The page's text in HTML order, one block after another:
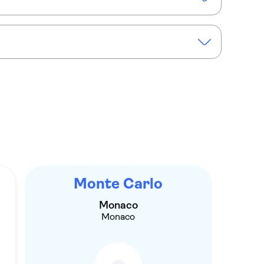
Monte Carlo
Monaco
Monaco